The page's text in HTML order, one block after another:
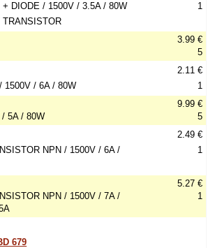
DIODE / 1500V / 3.5A / 80W
1
3.99 €
5
1500V / 6A / 80W
2.11 €
1
/ 5A / 80W
9.99 €
5
NPN / 1500V / 6A /
2.49 €
1
NPN / 1500V / 7A /
5.27 €
1
679